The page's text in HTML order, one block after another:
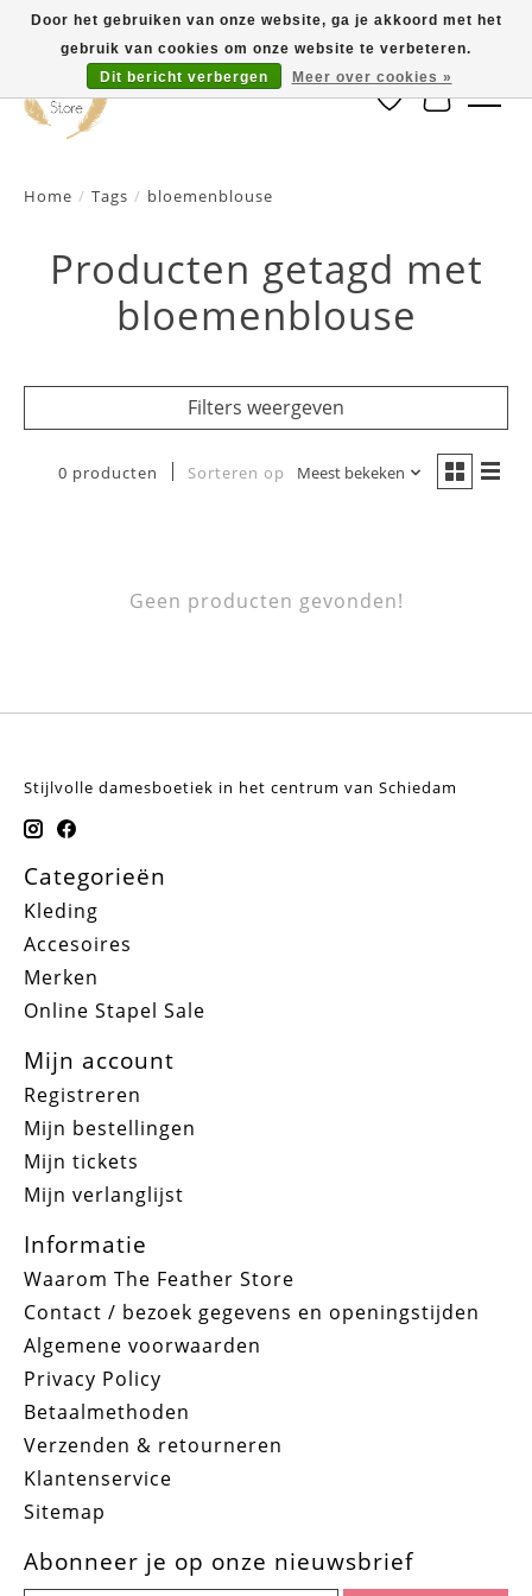
Verlanglijst
Home / Tags / bloemenblouse
Producten getagd met
bloemenblouse
Filters weergeven
0 producten Sorteren op Meest bekeken
Geen producten gevonden!
Stijlvolle damesboetiek in het centrum van Schiedam
Categorieën
Kleding
Accesoires
Merken
Online Stapel Sale
Mijn account
Registreren
Mijn bestellingen
Mijn tickets
Mijn verlanglijst
Informatie
Waarom The Feather Store
Contact / bezoek gegevens en openingstijden
Algemene voorwaarden
Privacy Policy
Betaalmethoden
Verzenden & retourneren
Klantenservice
Sitemap
Abonneer je op onze nieuwsbrief
Door het gebruiken van onze website, ga je akkoord met het
gebruik van cookies om onze website te verbeteren.
Dit bericht verbergen
Meer over cookies »